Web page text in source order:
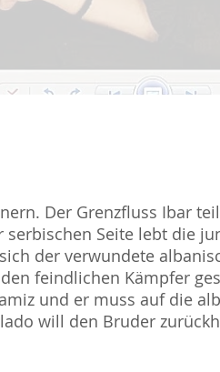
Der Grenzfluss Ibar
Seite lebt die
der verwundete
feindlichen Kämpfer
und er muss auf die
will den Bruder